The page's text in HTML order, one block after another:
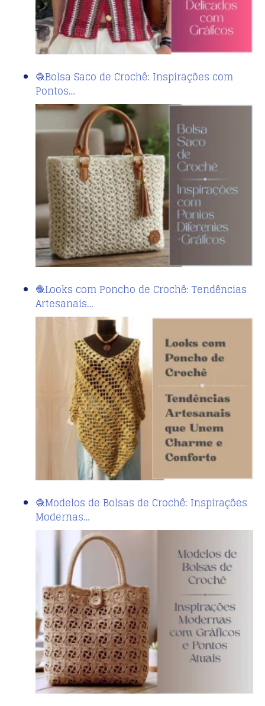
🧶Bolsa Saco de Crochê: Inspirações com
Pontos…
🧶Looks com Poncho de Crochê: Tendências
Artesanais…
🧶Modelos de Bolsas de Crochê: Inspirações
Modernas…